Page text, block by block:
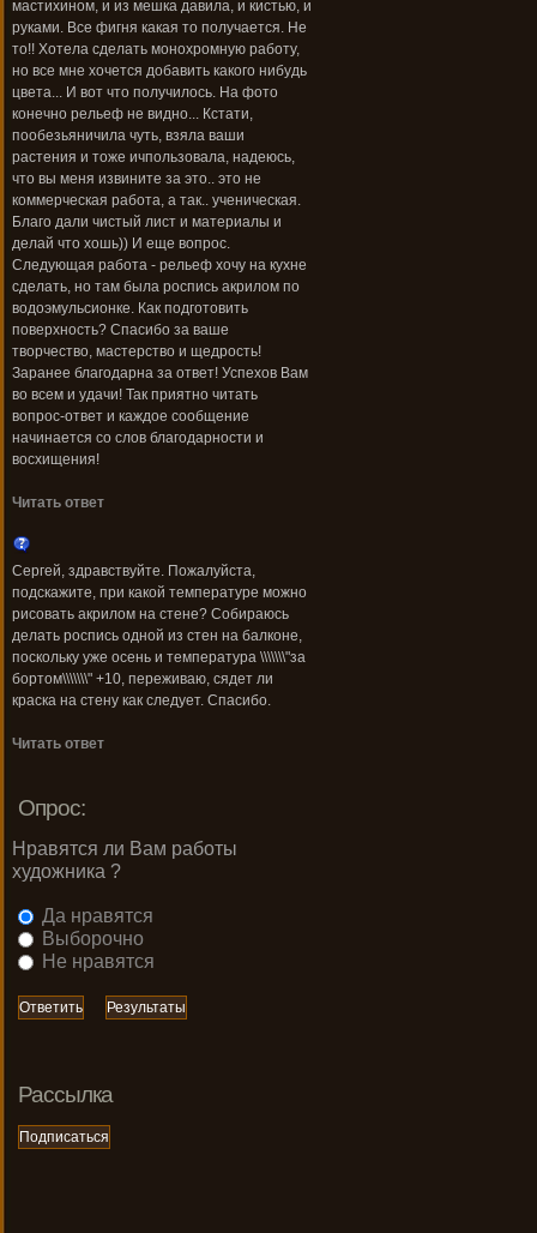
мастихином, и из мешка давила, и кистью, и
руками. Все фигня какая то получается. Не
то!! Хотела сделать монохромную работу,
но все мне хочется добавить какого нибудь
цвета... И вот что получилось. На фото
конечно рельеф не видно... Кстати,
пообезьяничила чуть, взяла ваши
растения и тоже ичпользовала, надеюсь,
что вы меня извините за это.. это не
коммерческая работа, а так.. ученическая.
Благо дали чистый лист и материалы и
делай что хошь)) И еще вопрос.
Следующая работа - рельеф хочу на кухне
сделать, но там была роспись акрилом по
водоэмульсионке. Как подготовить
поверхность? Спасибо за ваше
творчество, мастерство и щедрость!
Заранее благодарна за ответ! Успехов Вам
во всем и удачи! Так приятно читать
вопрос-ответ и каждое сообщение
начинается со слов благодарности и
восхищения!
Читать ответ
Сергей, здравствуйте. Пожалуйста,
подскажите, при какой температуре можно
рисовать акрилом на стене? Собираюсь
делать роспись одной из стен на балконе,
поскольку уже осень и температура \\\\\\\"за
бортом\\\\\\\" +10, переживаю, сядет ли
краска на стену как следует. Спасибо.
Читать ответ
Опрос:
Нравятся ли Вам работы
художника ?
Да нравятся
Выборочно
Не нравятся
Рассылка